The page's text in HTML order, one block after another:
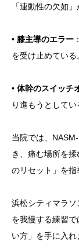
「連動性の欠如
• 膝主導のエラー
を受け止めている
• 体幹のスイッチ
り進もうとしてい
当院では、
き、痛む場所を
のリセット」を指
浜松シティマラ
を我慢する練習
い方」を手に入れ